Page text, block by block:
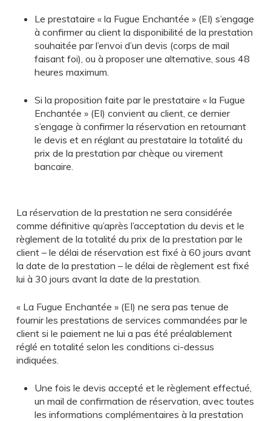
Le prestataire « la Fugue Enchantée » (EI) s’engage
à confirmer au client la disponibilité de la prestation
souhaitée par l’envoi d’un devis (corps de mail
faisant foi), ou à proposer une alternative, sous 48
heures maximum.
Si la proposition faite par le prestataire « la Fugue
Enchantée » (EI) convient au client, ce dernier
s’engage à confirmer la réservation en retournant
le devis et en réglant au prestataire la totalité du
prix de la prestation par chèque ou virement
bancaire.
La réservation de la prestation ne sera considérée
comme définitive qu’après l’acceptation du devis et le
règlement de la totalité du prix de la prestation par le
client – le délai de réservation est fixé à 60 jours avant
la date de la prestation – le délai de règlement est fixé
lui à 30 jours avant la date de la prestation.
« La Fugue Enchantée » (EI) ne sera pas tenue de
fournir les prestations de services commandées par le
client si le paiement ne lui a pas été préalablement
réglé en totalité selon les conditions ci-dessus
indiquées.
Une fois le devis accepté et le règlement effectué,
un mail de confirmation de réservation, avec toutes
les informations complémentaires à la prestation